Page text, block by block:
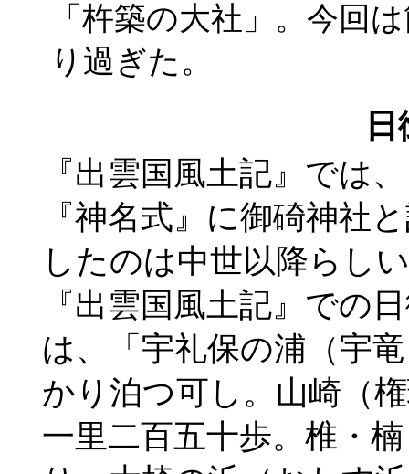
「杵築の大社」。今回
り過ぎた。
『出雲国風土記』では
『神名式』に御碕神社
したのは中世以降らし
『出雲国風土記』での
は、「宇礼保の浦（宇
かり泊つ可し。山崎（
一里二百五十歩。椎・